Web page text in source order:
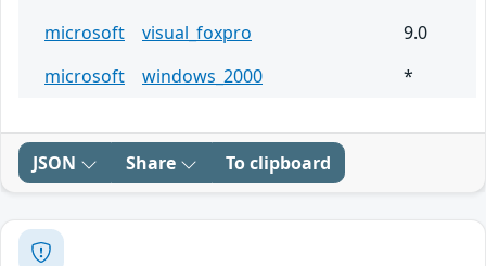
microsoft
visual_foxpro
9.0
microsoft
windows_2000 *
JSON Share To clipboard